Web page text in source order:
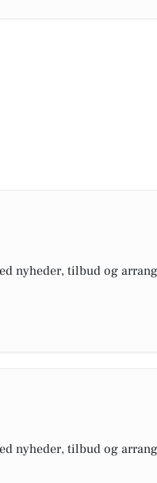
nyheder, tilbud og
nyheder, tilbud og